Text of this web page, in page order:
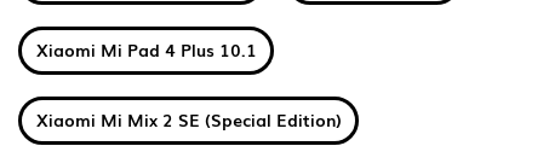
Xiaomi Mi Pad 4 Plus 10.1
Xiaomi Mi Mix 2 SE (Special Edition)